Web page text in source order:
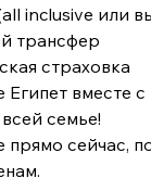
inclusive или
трансфер
страховка
Египет вместе с
семье!
прямо сейчас,